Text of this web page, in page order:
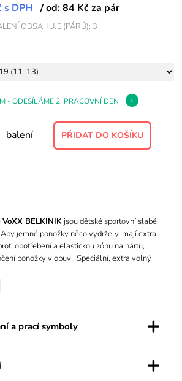
s DPH / od: 84 Kč za pár
OBSAHUJE (PÁRŮ): 3
- ODESÍLÁME 2. PRACOVNÍ DEN i
balení
VoXX BELKINIK jsou dětské sportovní slabé
jemné ponožky něco vydržely, mají extra
opotřebení a elastickou zónu na nártu,
ponožky v obuvi. Speciální, extra volný
sportovní aktivity i běžné nošení, díky
od +10°C do +35°C, zařazené jsou v
a prací symboly +
+